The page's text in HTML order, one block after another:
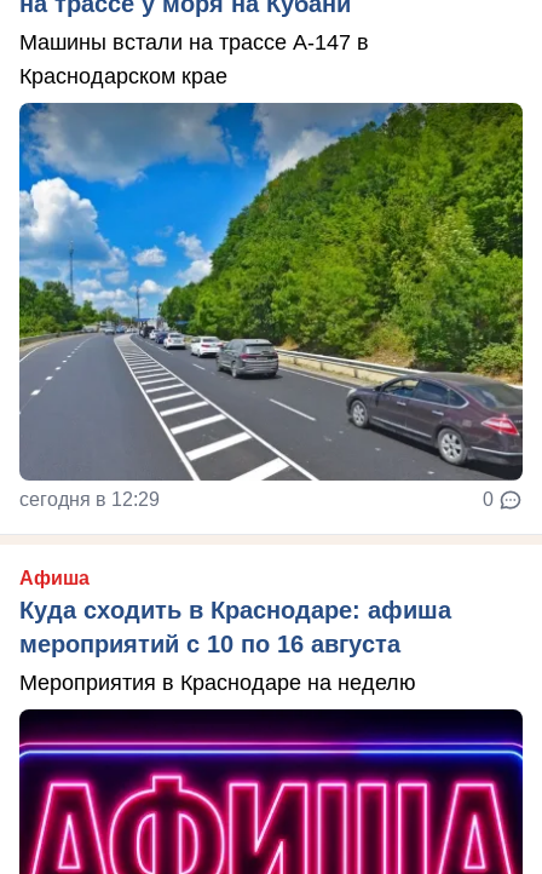
Машины встали на трассе А-147 в
Краснодарском крае
сегодня в 12:29 0
Афиша
Куда сходить в Краснодаре: афиша
мероприятий с 10 по 16 августа
Мероприятия в Краснодаре на неделю